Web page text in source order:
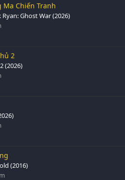
Ma Chiến Tranh
Ryan: Ghost War (2026)
2
(2026)
(2016)